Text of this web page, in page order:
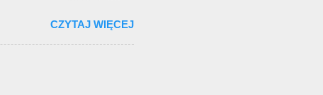
ukazała się na serwisie
rola Jerzego
pojęcie dziewicy
CZYTAJ WIĘCEJ